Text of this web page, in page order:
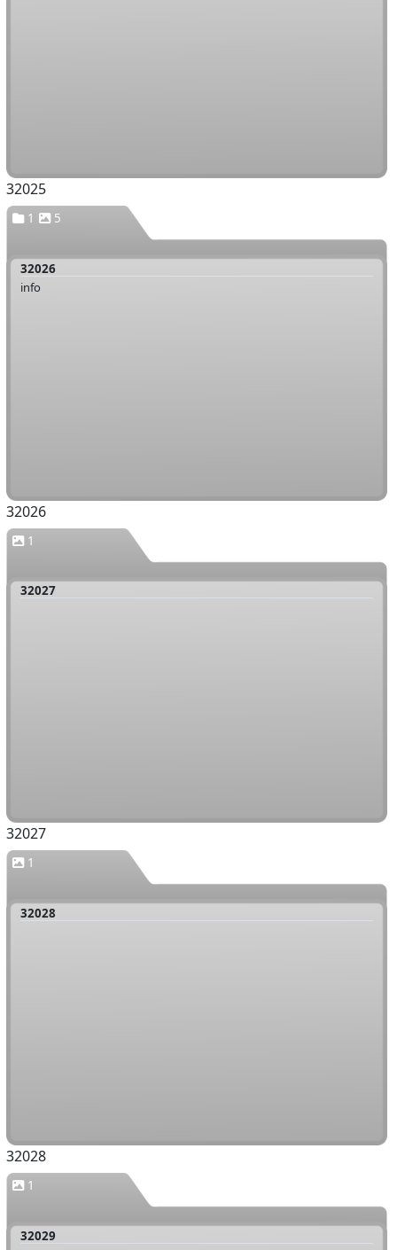
32025
1 5
32026
info
32026
1
32027
32027
1
32028
32028
1
32029